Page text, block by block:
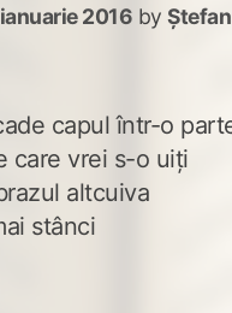
2016 by Ștefan
capul într-o
care vrei s-o uiți
altcuiva
stânci